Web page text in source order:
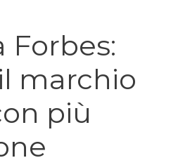
Forbes:
marchio
più